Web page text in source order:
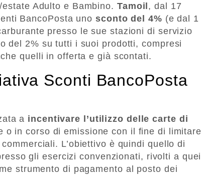
Adulto e Bambino. Tamoil, dal 17
BancoPosta uno sconto del 4% (e dal 1
presso le sue stazioni di servizio
del 2% su tutti i suoi prodotti, compresi
quelli in offerta e già scontati.
Sconti BancoPosta
a incentivare l’utilizzo delle carte di
o in corso di emissione con il fine di limitare
L’obiettivo è quindi quello di
gli esercizi convenzionati, rivolti a quei
strumento di pagamento al posto dei